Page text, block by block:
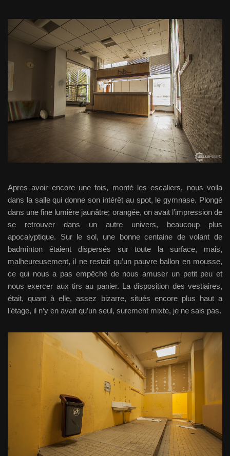
Apres avoir encore une fois, monté les escaliers, nous voila
dans la salle qui donne son intérêt au spot, le gymnase. Plongé
dans une fine lumière jaunâtre; orangée, on avait l’impression de
se retrouver dans un autre univers, beaucoup plus
apocalyptique. Sur le sol, une bonne centaine de volant de
badminton étaient dispersés sur toute la surface, mais,
malheureusement, il ne restait qu’un pauvre ballon en mousse,
ce qui nous a pas empêché de nous amuser un petit peu et
nous exercer aux tirs au panier. La disposition des vestiaires,
était, quant à elle, assez bizarre, situés encore plus haut a
l’étage, il n’y en avait qu’un seul, surement mixte, je ne sais pas.